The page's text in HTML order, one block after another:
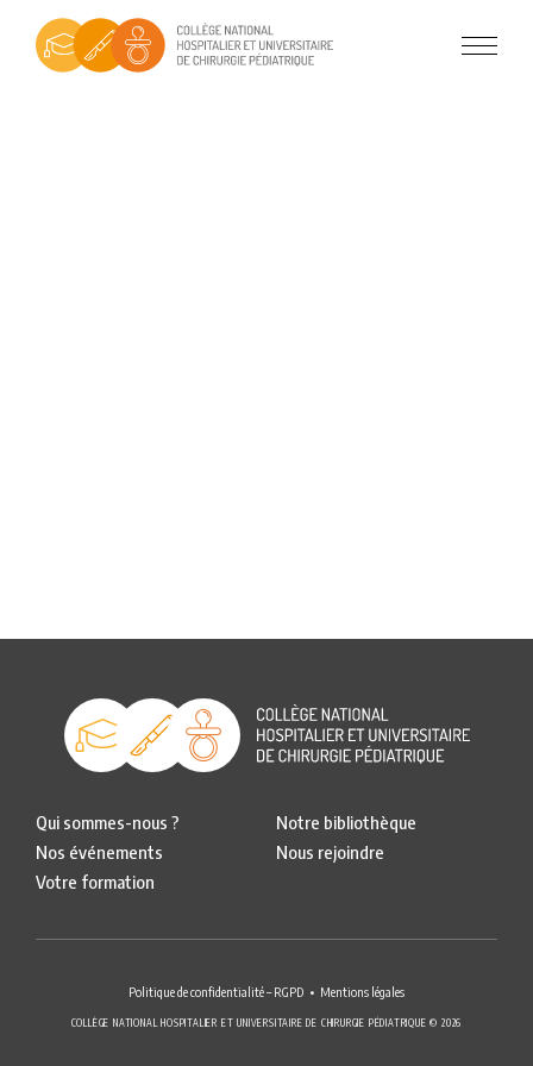
Qui sommes-nous ?
Nos événements
Votre formation
Notre bibliothèque
Nous rejoindre
Politique de confidentialité – RGPD Mentions légales
COLLÈGE NATIONAL HOSPITALIER ET UNIVERSITAIRE DE CHIRURGIE PÉDIATRIQUE © 2026